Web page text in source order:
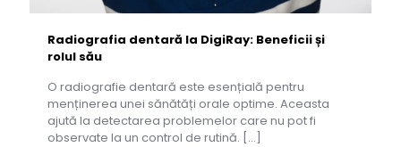
Radiografia dentară la DigiRay: Beneficii și
rolul său
O radiografie dentară este esențială pentru
menținerea unei sănătăți orale optime. Aceasta
ajută la detectarea problemelor care nu pot fi
observate la un control de rutină. […]